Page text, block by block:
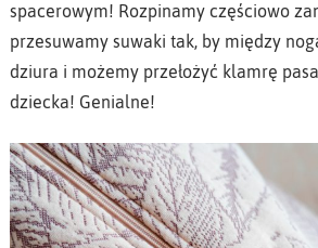
spacerowym! Rozpinamy częściowo
przesuwamy suwaki tak, by między
dziura i możemy przełożyć klamrę
dziecka! Genialne!